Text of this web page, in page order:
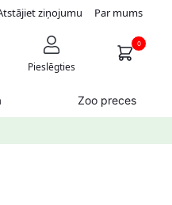
ziņojumu Par mums
Pieslēgties
0
Zoo preces